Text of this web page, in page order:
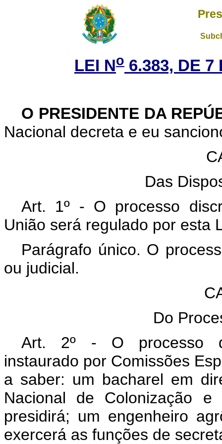
LEI No 6.383, DE 7
O PRESIDENTE DA
Nacional decreta e eu
Das
Art. 1º - O processo
União será regulado por esta
Parágrafo único. O
ou judicial.
Do
Art. 2º - O processo
instaurado por Comissões
a saber: um bacharel em
Nacional de Colonização
presidirá; um engenheiro
exercerá as funções de